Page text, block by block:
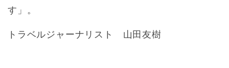
す」。
トラベルジャーナリスト 山田友樹